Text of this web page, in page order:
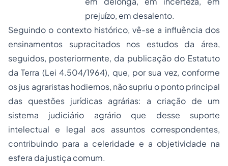
prejuízo, em desalento.
Seguindo o contexto histórico, vê-se a influência dos
ensinamentos supracitados nos estudos da área,
seguidos, posteriormente, da publicação do Estatuto
da Terra (Lei 4.504/1964), que, por sua vez, conforme
os jus agraristas hodiernos, não supriu o ponto principal
das questões jurídicas agrárias: a criação de um
sistema judiciário agrário que desse suporte
intelectual e legal aos assuntos correspondentes,
contribuindo para a celeridade e a objetividade na
esfera da justiça comum.